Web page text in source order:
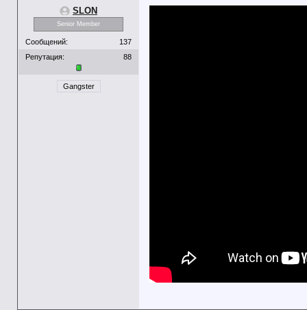
SLON
Senior Member
Сообщений:
137
Репутация:
88
Gangster